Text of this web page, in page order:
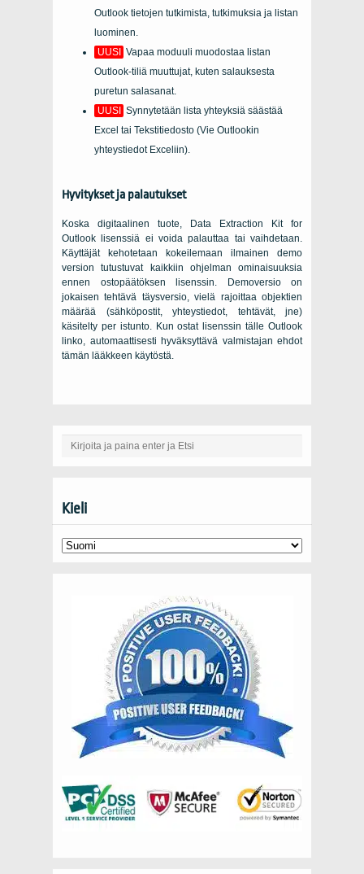
Outlook tietojen tutkimista, tutkimuksia ja listan
luominen.
UUSI
Vapaa moduuli muodostaa listan
Outlook-tiliä muuttujat, kuten salauksesta
puretun salasanat.
UUSI
Synnytetään lista yhteyksiä säästää
Excel tai Tekstitiedosto (Vie Outlookin
yhteystiedot Exceliin).
Hyvitykset ja palautukset
Koska digitaalinen tuote,
Data Extraction Kit for
Outlook lisenssiä ei voida palauttaa tai vaihdetaan.
Käyttäjät kehotetaan kokeilemaan ilmainen demo
version tutustuvat kaikkiin ohjelman ominaisuuksia
ennen ostopäätöksen lisenssin. Demoversio on
jokaisen tehtävä täysversio, vielä rajoittaa objektien
määrää (sähköpostit, yhteystiedot, tehtävät, jne)
käsitelty per istunto. Kun ostat lisenssin tälle Outlook
linko, automaattisesti hyväksyttävä valmistajan ehdot
tämän lääkkeen käytöstä.
Kieli